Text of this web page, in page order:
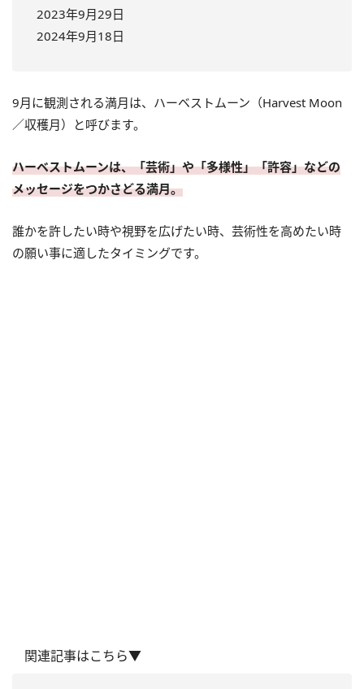
2023年9月29日
2024年9月18日
9月に観測される満月は、ハーベストムーン（Harvest Moon
／収穫月）と呼びます。
ハーベストムーンは、「芸術」や「多様性」「許容」などの
メッセージをつかさどる満月。
誰かを許したい時や視野を広げたい時、芸術性を高めたい時
の願い事に適したタイミングです。
関連記事はこちら▼